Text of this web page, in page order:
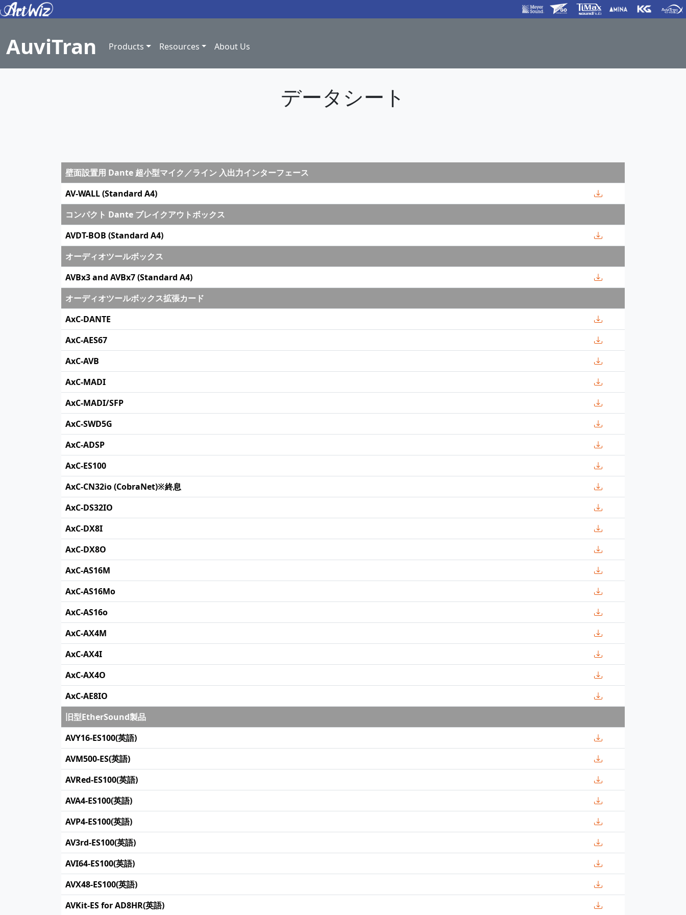
AuviTran Products Resources About Us
データシート
壁面設置用 Dante 超小型マイク／ライン 入出力インターフェース
AV-WALL (Standard A4)
コンパクト Dante ブレイクアウトボックス
AVDT-BOB (Standard A4)
オーディオツールボックス
AVBx3 and AVBx7 (Standard A4)
オーディオツールボックス拡張カード
AxC-DANTE
AxC-AES67
AxC-AVB
AxC-MADI
AxC-MADI/SFP
AxC-SWD5G
AxC-ADSP
AxC-ES100
AxC-CN32io (CobraNet)※終息
AxC-DS32IO
AxC-DX8I
AxC-DX8O
AxC-AS16M
AxC-AS16Mo
AxC-AS16o
AxC-AX4M
AxC-AX4I
AxC-AX4O
AxC-AE8IO
旧型EtherSound製品
AVY16-ES100(英語)
AVM500-ES(英語)
AVRed-ES100(英語)
AVA4-ES100(英語)
AVP4-ES100(英語)
AV3rd-ES100(英語)
AVI64-ES100(英語)
AVX48-ES100(英語)
AVKit-ES for AD8HR(英語)